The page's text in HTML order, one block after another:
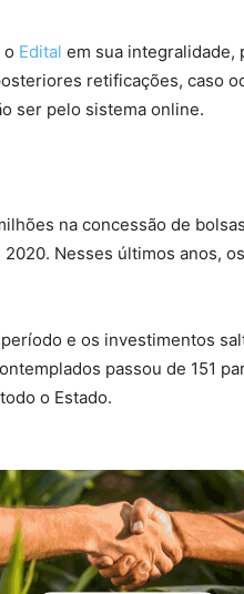
o Edital em sua integralidade,
retificações, caso
ser pelo sistema online.
na concessão de
Nesses últimos anos,
e os investimentos
passou de 151
o Estado.